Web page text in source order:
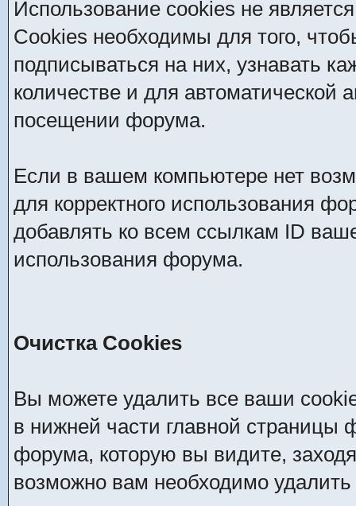
Использование cookies не
Cookies необходимы для того,
подписываться на них, узнавать
количестве и для
посещении форума.
Если в вашем компьютере нет
для корректного использования
добавлять ко всем ссылкам ID
использования форума.
Очистка Cookies
Вы можете удалить все ваши
в нижней части главной страницы
форума, которую вы видите,
возможно вам необходимо